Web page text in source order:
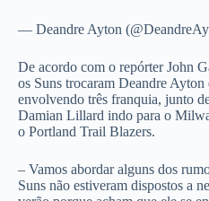
— Deandre Ayton
De acordo com o repórter John
os Suns trocaram Deandre Ayton
envolvendo três franquia, junto
Damian Lillard indo para o
o Portland Trail Blazers.
– Vamos abordar alguns dos
Suns não estiveram dispostos a